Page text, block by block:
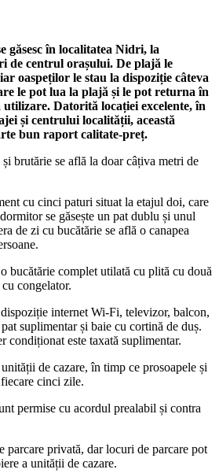
găsesc în localitatea Nidri, la
de centrul orașului. De plajă le
oaspeților le stau la dispoziție câteva
le pot lua la plajă și le pot returna în
Datorită locației excelente, în
și centrului localității, această
bun raport calitate-preț.
brutărie se află la doar câțiva metri de
cu cinci paturi situat la etajul doi, care
se găsește un pat dublu și unul
de zi cu bucătărie se află o canapea
bucătărie complet utilată cu plită cu două
congelator.
internet Wi-Fi, televizor, balcon,
suplimentar și baie cu cortină de duș.
condiționat este taxată suplimentar.
de cazare, în timp ce prosoapele și
cinci zile.
permise cu acordul prealabil și contra
parcare privată, dar locuri de parcare pot
a unității de cazare.